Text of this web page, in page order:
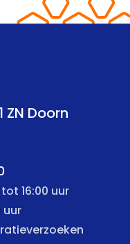
ZN Doorn
16:00 uur
uur